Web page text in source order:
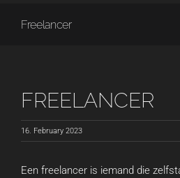
Freelancer
FREELANCER
16. February 2023
Een freelancer is iemand die